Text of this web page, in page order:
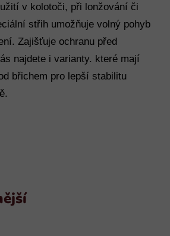
v kolotoči, při lonžování či
střih umožňuje volný pohyb
Zajišťuje ochranu před
najdete i varianty. které mají
břichem pro lepší stabilitu